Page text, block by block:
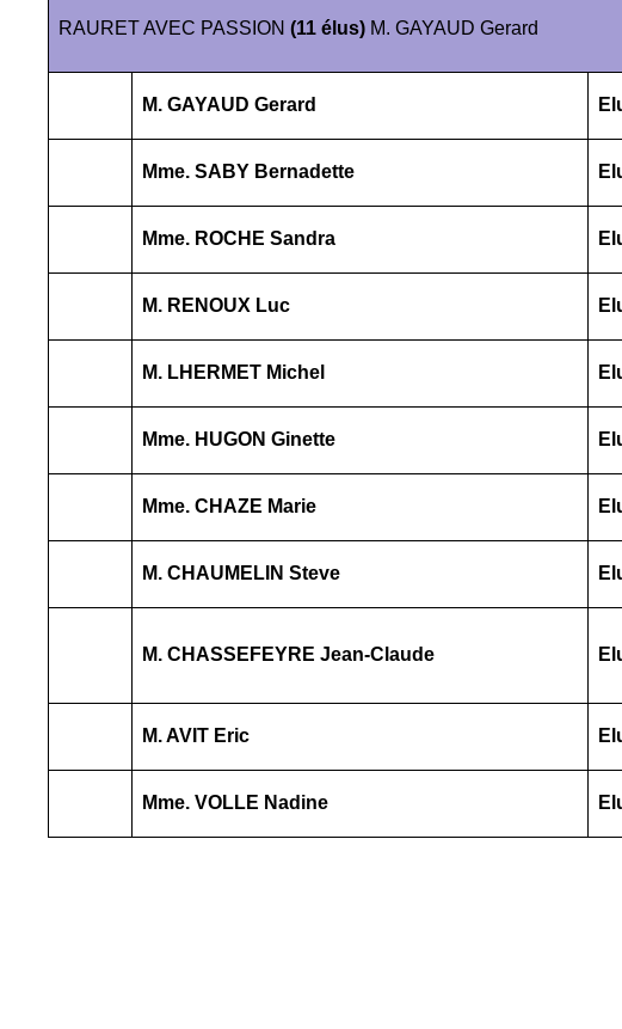
RAURET AVEC PASSION (11 élus) M. GAYAUD Gerard
M. GAYAUD Gerard
Mme. SABY Bernadette
Mme. ROCHE Sandra
M. RENOUX Luc
M. LHERMET Michel
Mme. HUGON Ginette
Mme. CHAZE Marie
M. CHAUMELIN Steve
M. CHASSEFEYRE Jean-Claude
M. AVIT Eric
Mme. VOLLE Nadine